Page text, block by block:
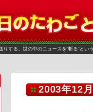
する、世の中のニュースを“斬る”と
2003年12